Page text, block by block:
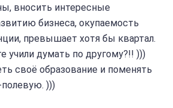
вносить интересные
бизнеса, окупаемость
превышает хотя бы квартал.
учили думать по другому?!! )))
своё образование и поменять
)))